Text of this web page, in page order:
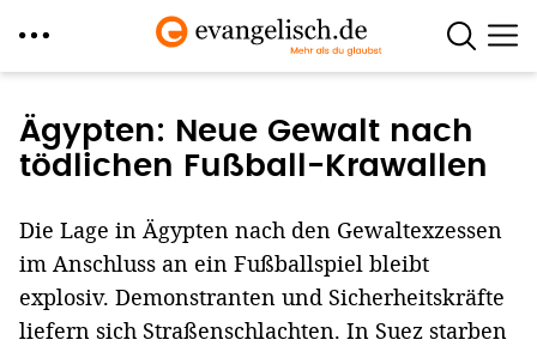
zum
Inhalt
Ägypten: Neue Gewalt nach
tödlichen Fußball-Krawallen
Die Lage in Ägypten nach den Gewaltexzessen
im Anschluss an ein Fußballspiel bleibt
explosiv. Demonstranten und Sicherheitskräfte
liefern sich Straßenschlachten. In Suez starben